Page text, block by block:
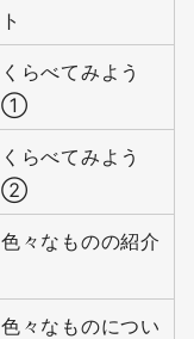
ト
くらべてみよう
①
くらべてみよう
②
色々なものの紹介
色々なものについ